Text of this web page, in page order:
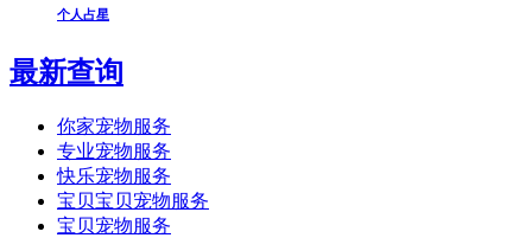
个人占星
最新查询
你家宠物服务
专业宠物服务
快乐宠物服务
宝贝宝贝宠物服务
宝贝宠物服务